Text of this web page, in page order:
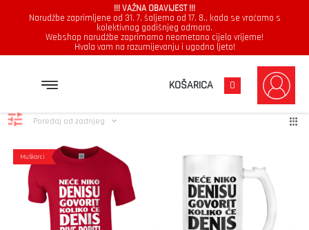
!!! VAŽNA OBAVIJEST !!!
Narudžbe zaprimljene od 31. 7. šaljemo od 17. 8., kada se vraćamo s
kolektivnog godišnjeg odmora.
Webshop narudžbe zaprimamo neometano cijelo vrijeme!
Hvala vam na razumijevanju i ugodno ljeto!
KOŠARICA 0
Denis Prikazuje se svih 3 rezultataPoredano
Poredaj od zadnjeg
Muškarci